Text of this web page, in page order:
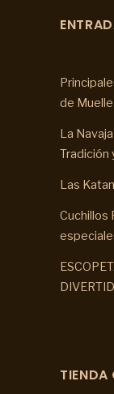
de
La
Tradición
Las
Cuchillos
TIENDA